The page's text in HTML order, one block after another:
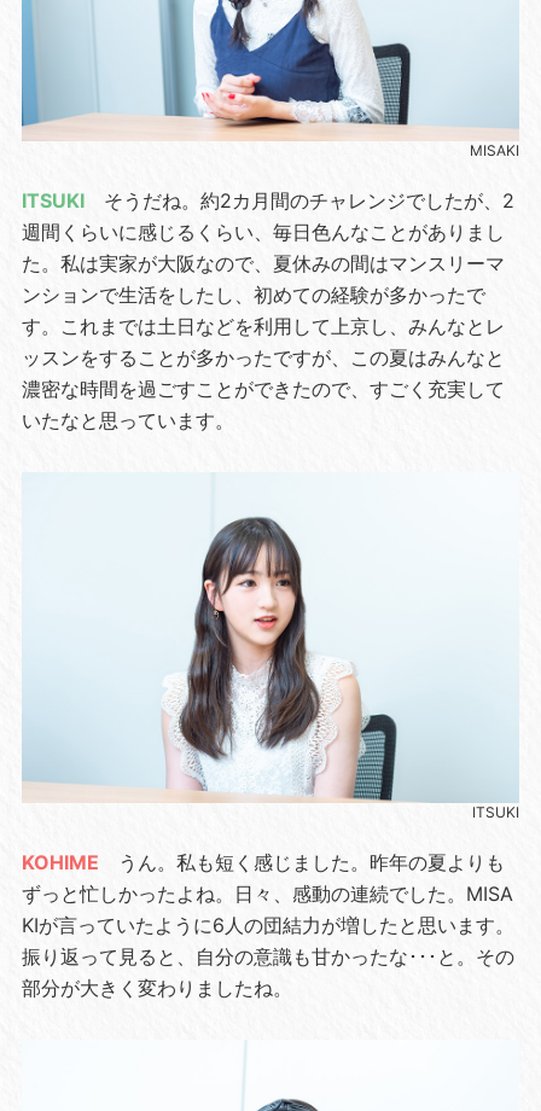
MISAKI
ITSUKI
そうだね。約2カ月間のチャレンジでしたが、2
週間くらいに感じるくらい、毎日色んなことがありまし
た。私は実家が大阪なので、夏休みの間はマンスリーマ
ンションで生活をしたし、初めての経験が多かったで
す。これまでは土日などを利用して上京し、みんなとレ
ッスンをすることが多かったですが、この夏はみんなと
濃密な時間を過ごすことができたので、すごく充実して
いたなと思っています。
ITSUKI
KOHIME
うん。私も短く感じました。昨年の夏よりも
ずっと忙しかったよね。日々、感動の連続でした。MISA
KIが言っていたように6人の団結力が増したと思います。
振り返って見ると、自分の意識も甘かったな･･･と。その
部分が大きく変わりましたね。